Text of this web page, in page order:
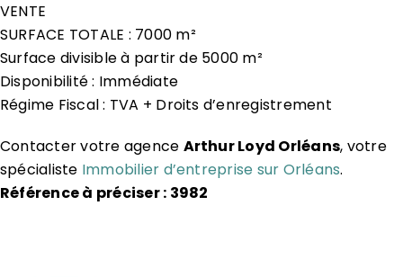
VENTE
SURFACE TOTALE : 7000 m²
Surface divisible à partir de 5000 m²
Disponibilité : Immédiate
Régime Fiscal : TVA + Droits d’enregistrement
Contacter votre agence Arthur Loyd Orléans, votre
spécialiste Immobilier d’entreprise sur Orléans.
Référence à préciser : 3982